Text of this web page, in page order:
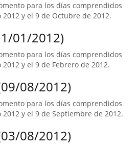
para los días comprendidos
y el 9 de Octubre de 2012.
01/2012)
para los días comprendidos
y el 9 de Febrero de 2012.
08/2012)
para los días comprendidos
y el 9 de Septiembre de 2012.
08/2012)